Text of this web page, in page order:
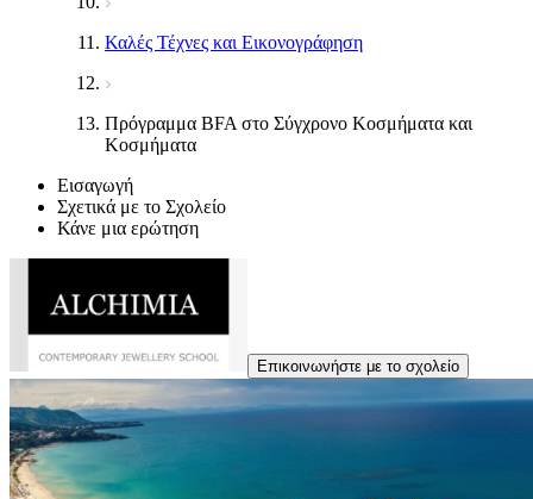
Καλές Τέχνες και Εικονογράφηση
Πρόγραμμα BFA στο Σύγχρονο Κοσμήματα και
Κοσμήματα
Εισαγωγή
Σχετικά με το Σχολείο
Κάνε μια ερώτηση
Επικοινωνήστε με το σχολείο